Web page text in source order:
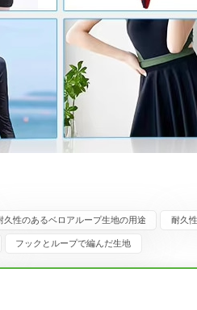
久性のあるベロアループ生地の用途 耐久
フックとループで編んだ生地